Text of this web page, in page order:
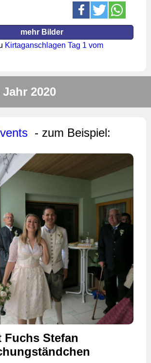
mehr Bilder
Kirtaganschlagen Tag 1 vom
2020
- zum Beispiel:
Fuchs Stefan